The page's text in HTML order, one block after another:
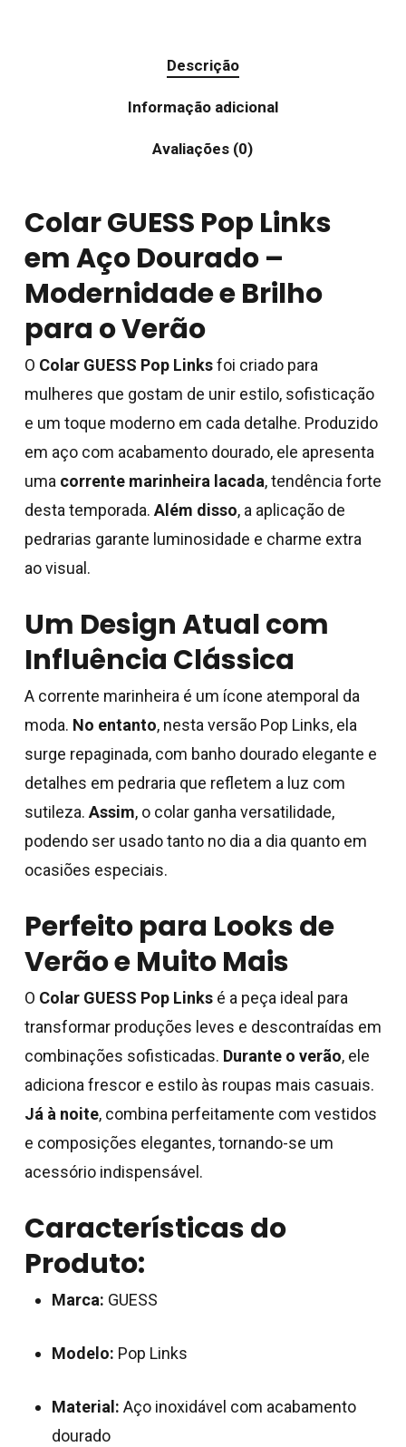
Descrição
Informação adicional
Avaliações (0)
Colar GUESS Pop Links
em Aço Dourado –
Modernidade e Brilho
para o Verão
O Colar GUESS Pop Linksfoi criado para
mulheres que gostam de unir estilo, sofisticação
e um toque moderno em cada detalhe. Produzido
em aço com acabamento dourado, ele apresenta
uma corrente marinheira lacada, tendência forte
desta temporada. Além disso, a aplicação de
pedrarias garante luminosidade e charme extra
ao visual.
Um Design Atual com
Influência Clássica
A corrente marinheira é um ícone atemporal da
moda. No entanto, nesta versão Pop Links, ela
surge repaginada, com banho dourado elegante e
detalhes em pedraria que refletem a luz com
sutileza. Assim, o colar ganha versatilidade,
podendo ser usado tanto no dia a dia quanto em
ocasiões especiais.
Perfeito para Looks de
Verão e Muito Mais
O Colar GUESS Pop Linksé a peça ideal para
transformar produções leves e descontraídas em
combinações sofisticadas. Durante o verão, ele
adiciona frescor e estilo às roupas mais casuais.
Já à noite, combina perfeitamente com vestidos
e composições elegantes, tornando-se um
acessório indispensável.
Características do
Produto:
Marca: GUESS
Modelo: Pop Links
Material: Aço inoxidável com acabamento
dourado